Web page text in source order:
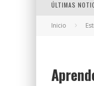
ÚLTIMAS
Inicio